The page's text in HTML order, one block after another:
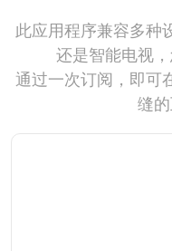
此应用程序兼容多种
还是智能电视
通过一次订阅，即可
缝的